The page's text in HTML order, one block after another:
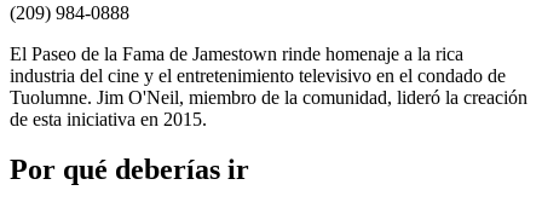
(209) 984-0888
El Paseo de la Fama de Jamestown rinde homenaje a la rica
industria del cine y el entretenimiento televisivo en el condado de
Tuolumne. Jim O'Neil, miembro de la comunidad, lideró la creación
de esta iniciativa en 2015.
Por qué deberías ir